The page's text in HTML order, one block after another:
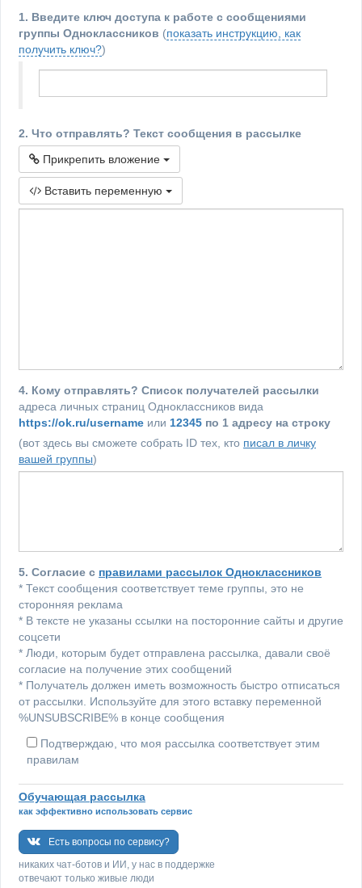
1. Введите ключ доступа к работе с сообщениями
группы Одноклассников (показать инструкцию, как
получить ключ?)
2. Что отправлять? Текст сообщения в рассылке
Прикрепить вложение
Вставить переменную
4. Кому отправлять? Список получателей рассылки
адреса личных страниц Одноклассников вида
https://ok.ru/username или 12345 по 1 адресу на строку
(вот здесь вы сможете собрать ID тех, кто писал в личку
вашей группы)
5. Согласие с правилами рассылок Одноклассников
* Текст сообщения соответствует теме группы, это не
сторонняя реклама
* В тексте не указаны ссылки на посторонние сайты и другие
соцсети
* Люди, которым будет отправлена рассылка, давали своё
согласие на получение этих сообщений
* Получатель должен иметь возможность быстро отписаться
от рассылки. Используйте для этого вставку переменной
%UNSUBSCRIBE% в конце сообщения
Подтверждаю, что моя рассылка соответствует этим
правилам
Обучающая рассылка
как эффективно использовать сервис
Есть вопросы по сервису?
никаких чат-ботов и ИИ, у нас в поддержке
отвечают только живые люди